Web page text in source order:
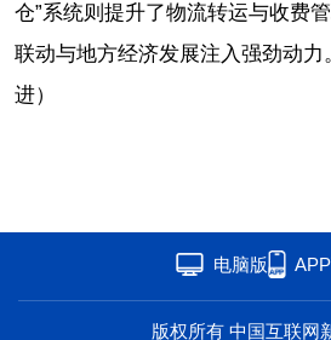
仓”系统则提升了物流转运与收费
联动与地方经济发展注入强劲动
进）
电脑版
版权所有 中国互联网